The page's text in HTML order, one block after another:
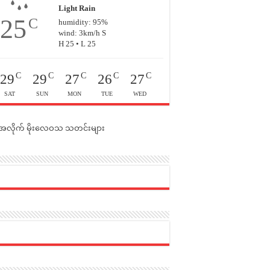
25C
Light Rain
humidity: 95%
wind: 3km/h S
H 25 • L 25
29 C
SAT
29 C
SUN
27 C
MON
26 C
TUE
27 C
WED
လိုက် မိုးလေဝသ သတင်းများ